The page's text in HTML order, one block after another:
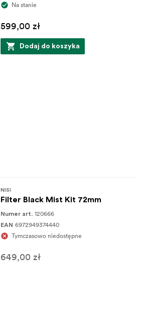
Na stanie
599,00 zł
Dodaj do koszyka
NISI
Filter Black Mist Kit 72mm
Numer art. 120666
EAN 6972949374440
Tymczasowo niedostępne
649,00 zł